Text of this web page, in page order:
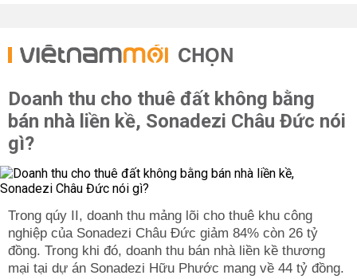
CHỌN
Doanh thu cho thuê đất không bằng
bán nhà liền kề, Sonadezi Châu Đức nói
gì?
Trong qúy II, doanh thu mảng lõi cho thuê khu công
nghiệp của Sonadezi Châu Đức giảm 84% còn 26 tỷ
đồng. Trong khi đó, doanh thu bán nhà liền kề thương
mại tại dự án Sonadezi Hữu Phước mang về 44 tỷ đồng.